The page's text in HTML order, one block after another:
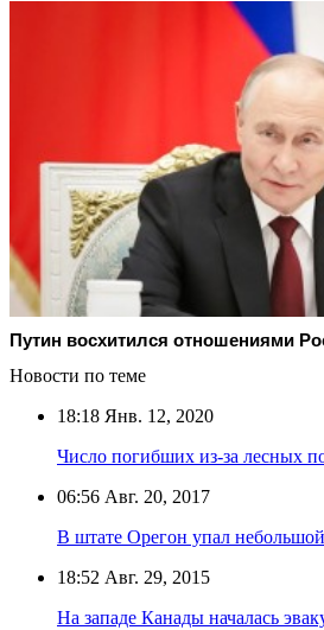
Путин восхитился отношениями
Новости по теме
18:18 Янв. 12, 2020
Число погибших из-за лесных
06:56 Авг. 20, 2017
В штате Орегон упал
18:52 Авг. 29, 2015
На западе Канады началась